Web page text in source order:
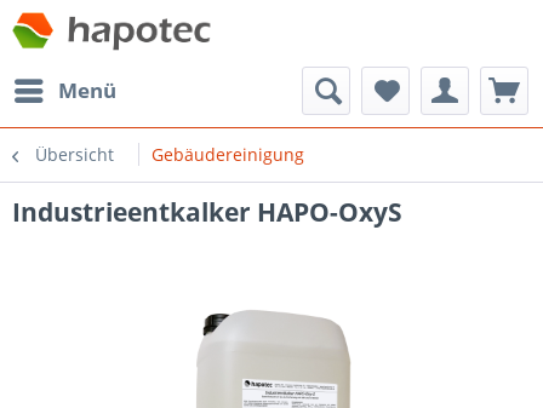
Menü
Übersicht Gebäudereinigung
Industrieentkalker HAPO-OxyS